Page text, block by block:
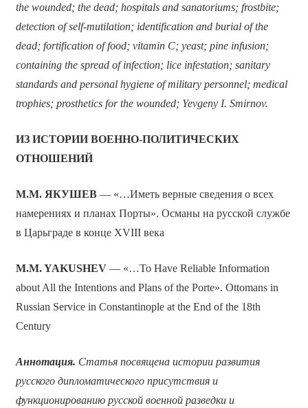
the wounded; the dead; hospitals and sanatoriums; frostbite;
detection of self-mutilation; identification and burial of the
dead; fortification of food; vitamin C; yeast; pine infusion;
containing the spread of infection; lice infestation; sanitary
standards and personal hygiene of military personnel; medical
trophies; prosthetics for the wounded; Yevgeny I. Smirnov.
ИЗ ИСТОРИИ ВОЕННО-ПОЛИТИЧЕСКИХ
ОТНОШЕНИЙ
М.М. ЯКУШЕВ— «…Иметь верные сведения о всех
намерениях и планах Порты». Османы на русской службе
в Царьграде в конце XVIII века
M.M. YAKUSHEV — «…To Have Reliable Information
about All the Intentions and Plans of the Porte». Ottomans in
Russian Service in Constantinople at the End of the 18th
Century
Аннотация. Статья посвящена истории развития
русского дипломатического присутствия и
функционированию русской военной разведки и